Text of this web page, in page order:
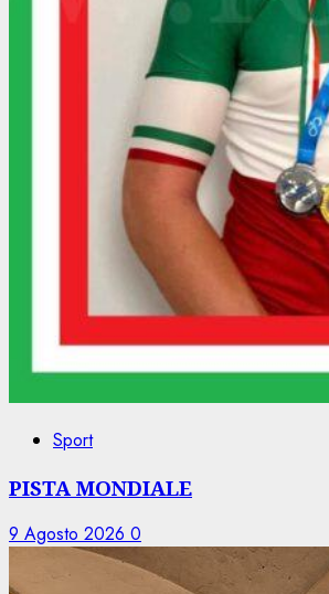
Sport
PISTA MONDIALE
9 Agosto 2026 0